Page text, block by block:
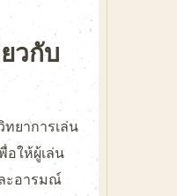
วกับ
ทยาการเล่น
อให้ผู้เล่น
ะอารมณ์